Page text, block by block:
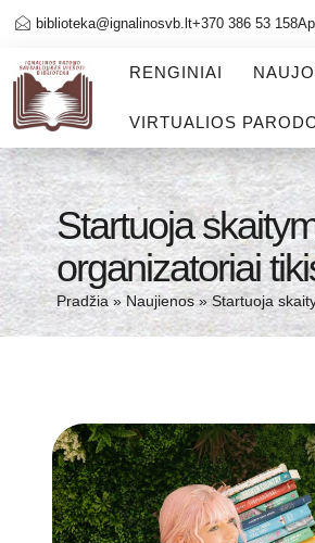
biblioteka@ignalinosvb.lt+370 386 53 158
RENGINIAI
VIRTUALIOS
Startuoja
organizatoriai
Pradžia »Naujienos» Startuoja